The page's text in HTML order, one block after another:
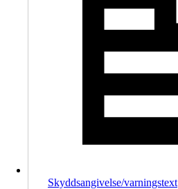
Skyddsangivelse/varningstext